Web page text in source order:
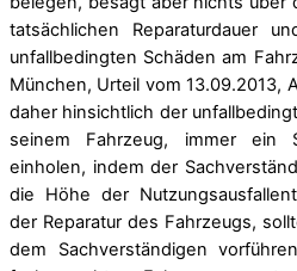
tatsächlichen Reparaturdauer
unfallbedingten Schäden am
München, Urteil vom 13.09.2013,
daher hinsichtlich der
seinem Fahrzeug, immer ein
einholen, indem der
die Höhe der
der Reparatur des Fahrzeugs,
dem Sachverständigen